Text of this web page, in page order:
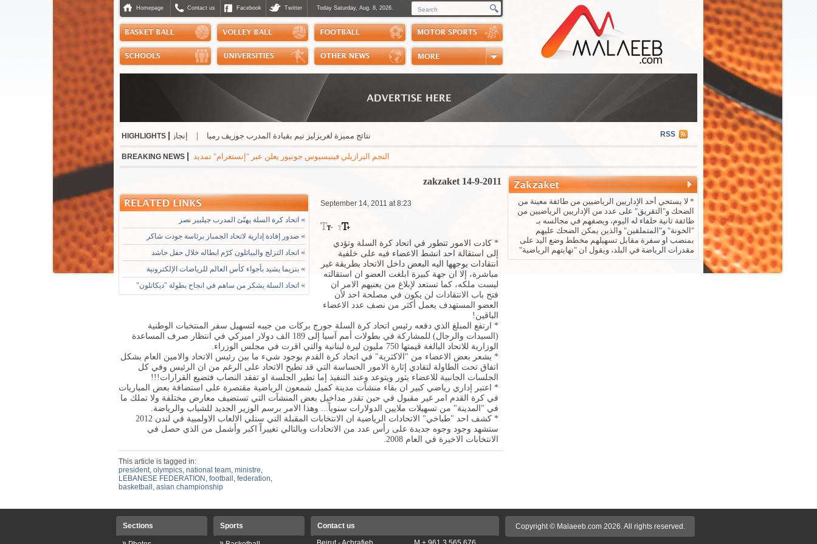
Homepage Contact us Facebook Twitter Today Saturday, Aug. 8, 2026.
Polls
Scores
Handball
HIGHLIGHTS |
إنجاز مشرّف للبنان دولياً في رياضة الجوجيتسو نتائج مميزة لغريزليز تيم بقيادة المدرب جوزيف رميا RSS
BREAKING NEWS |
النجم البرازيلي فينيسيوس جونيور يعلن عبر "إنستغرام" تمديد عقده مع ريال مدريد الاسباني لست سنوات مقبلة براتب سنوي بقيمة 24 مليون
zakzaket 14-9-2011
» اتحاد كرة السلة يهنّئ المدرب جيلبير نصر
» صدور إفادة إدارية لاتحاد الجمباز برئاسة جودت شاكر
» اتحاد التزلج والبياتلون كرّم ابطاله خلال حفل حاشد
» بنزيما يشيد بأجواء كأس العالم للرياضات الإلكترونية
» اتحاد السلة يشكر من ساهم في انجاح بطولة "ديكاتلون"
September 14, 2011 at 8:23
* كادت الامور تتطور في اتحاد كرة السلة وتؤدي
إلى استقالة احد انشط الاعضاء فيه على خلفية
انتقادات يوجهها اليه البعض داخل الاتحاد بطريقة غير
مباشرة، إلا ان جهة كبيرة ابلغت العضو ان استقالته
ليست ملكه، كما تستعد لإبلاغ من يعنيهم الامر ان
فتح باب الانتقادات لن يكون في مصلحة احد لأن
العضو المستهدف يعمل أكثر من نصف عدد الاعضاء
الباقين!
* ارتفع المبلغ الذي دفعه رئيس اتحاد كرة السلة جورج بركات من جيبه لتسهيل سفر المنتخبات الوطنية
(السيدات والرجال) للمشاركة في بطولات أمم آسيا إلى 189 الف دولار اميركي في انتظار صرف المساعدة
الوزارية للاتحاد البالغة قيمتها 750 مليون ليرة لبنانية والتي اقرت في مجلس الوزراء.
* يشعر بعض الاعضاء من "الاكثرية" في اتحاد كرة القدم بوجود شيء ما بين رئيس الاتحاد والامين العام بشكل
اتفاق تحت الطاولة لتفادي إثارة الامور الحساسة التي قد تطيح الاتحاد على الرغم من ان الرئيس وفي كل
الجلسات الجانبية للاعضاء يثور ويتوعد وعند التنفيذ إما تطير الجلسة او تفقد النصاب فتضيع القرارات!!!
* اعتبر إداري رياضي كبير ان بقاء منشآت مدينة كميل شمعون الرياضية مقتصرة على استضافة بعض المباريات
في كرة القدم امر غير مقبول في حين تقدر مداخيل بعض المنشآت التي تستضيف معارض مختلفة ولا تملك ما
في "المدينة" من تسهيلات ملايين الدولارات سنوياً... وهذا الامر برسم الوزير الجديد للشباب والرياضة.
* كشف احد "طباخي" الاتحادات الرياضية ان الانتخابات المقبلة التي ستلي الالعاب الاولمبية في لندن 2012
ستشهد وجود وجوه جديدة على رأس عدد من الاتحادات وبالتالي تغييراً اكبر وأشمل من الذي حصل في
الانتخابات الاخيرة في العام 2008.
This article is tagged in:
president, olympics, national team, ministre,
LEBANESE FEDERATION , football , federation,
basketball , asian championship
* لا يستحي أحد الإداريين الرياضيين من طائفة معينة من
الضحك و"التقريق" على عدد من الإداريين الرياضيين من
طائفة ثانية حلفاء له اليوم، ويصفهم في مجالسه بـ
"الخونة" و"المتملقين" والذين يمكن الضحك عليهم
بمنصب او سفرة مقابل تسهيلهم مخطط وضع اليد على
مقدرات الرياضة في البلد، ويقول ان "نهايتهم الرياضية"
Sections
Sports
Contact us
Copyright © Malaeeb.com 2026. All rights reserved.